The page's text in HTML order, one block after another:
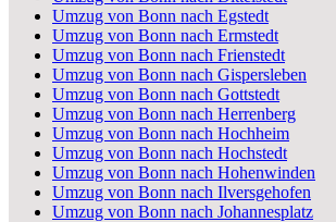
Umzug von Bonn nach Egstedt
Umzug von Bonn nach Ermstedt
Umzug von Bonn nach Frienstedt
Umzug von Bonn nach Gispersleben
Umzug von Bonn nach Gottstedt
Umzug von Bonn nach Herrenberg
Umzug von Bonn nach Hochheim
Umzug von Bonn nach Hochstedt
Umzug von Bonn nach Hohenwinden
Umzug von Bonn nach Ilversgehofen
Umzug von Bonn nach Johannesplatz